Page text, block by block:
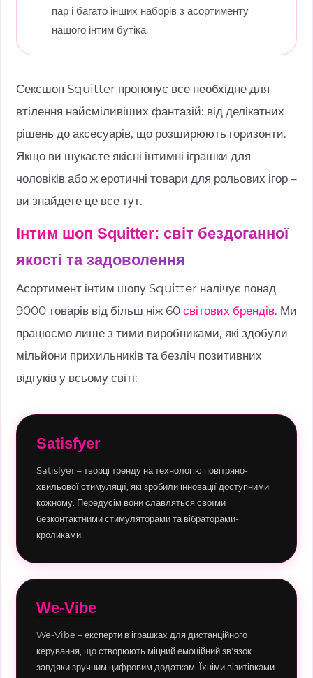
пар і багато інших наборів з асортименту
нашого інтим бутіка.
Сексшоп Squitter пропонує все необхідне для
втілення найсміливіших фантазій: від делікатних
рішень до аксесуарів, що розширюють горизонти.
Якщо ви шукаєте якісні інтимні іграшки для
чоловіків або ж еротичні товари для рольових ігор –
ви знайдете це все тут.
Інтим шоп Squitter: світ бездоганної
якості та задоволення
Асортимент інтим шопу Squitter налічує понад
9000 товарів від більш ніж 60 світових брендів. Ми
працюємо лише з тими виробниками, які здобули
мільйони прихильників та безліч позитивних
відгуків у всьому світі:
Satisfyer
Satisfyer – творці тренду на технологію повітряно-
хвильової стимуляції, які зробили інновації доступними
кожному. Передусім вони славляться своїми
безконтактними стимуляторами та вібраторами-
кроликами.
We-Vibe
We-Vibe – експерти в іграшках для дистанційного
керування, що створюють міцний емоційний зв'язок
завдяки зручним цифровим додаткам. Їхніми візитівками